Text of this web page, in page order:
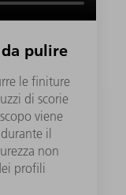
pulire
le finiture
di scorie
viene
il
non
profili